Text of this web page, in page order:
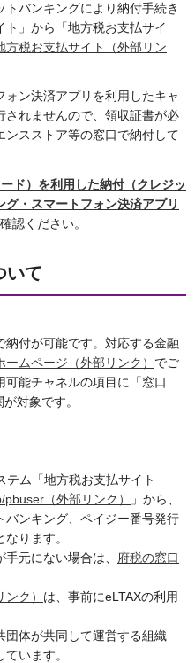
バンキングにより納付手続き
」から「地方税お支払サイ
方税お支払サイト（外部リン
ン決済アプリを利用したキャ
されませんので、領収証書が必
スストア等の窓口で納付して
ド）を利用した納付（クレジッ
グ・スマートフォン決済アプリ
認ください。
いて
付が可能です。対応する金融
ムページ（外部リンク） でご
能チャネルの項目に「窓口
対象です。
ム「地方税お支払サイト
（外部リンク）
」から、
バンキング、ペイジー番号発行
ります。
元にない場合は、 府税の窓口
ク） は、事前にeLTAXの利用
体が共同して運営する組織
います。